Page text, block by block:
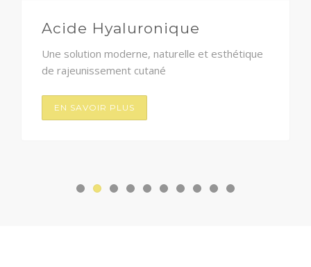
Acide Hyaluronique
Une solution moderne, naturelle et esthétique
de rajeunissement cutané
EN SAVOIR PLUS